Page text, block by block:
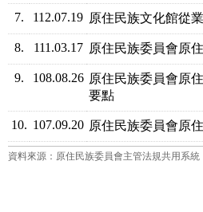
7. 112.07.19 原住民族文化館從
8. 111.03.17 原住民族委員會原
9. 108.08.26 原住民族委員會原
要點
10. 107.09.20 原住民族委員會原
資料來源：原住民族委員會主管法規共用系統